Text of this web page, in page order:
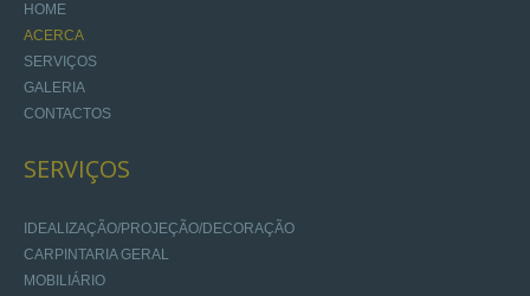
HOME
ACERCA
SERVIÇOS
GALERIA
CONTACTOS
SERVIÇOS
IDEALIZAÇÃO/PROJEÇÃO/DECORAÇÃO
CARPINTARIA GERAL
MOBILIÁRIO